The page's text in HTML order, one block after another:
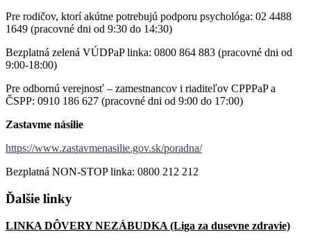
Pre rodičov, ktorí akútne potrebujú podporu psychológa: 02 4488
1649 (pracovné dni od 9:30 do 14:30)
Bezplatná zelená VÚDPaP linka: 0800 864 883 (pracovné dni od
9:00-18:00)
Pre odbornú verejnosť – zamestnancov i riaditeľov CPPPaP a
ČSPP: 0910 186 627 (pracovné dni od 9:00 do 17:00)
Zastavme násilie
https://www.zastavmenasilie.gov.sk/poradna/
Bezplatná NON-STOP linka: 0800 212 212
Ďalšie linky
LINKA DÔVERY NEZÁBUDKA (Liga za dusevne zdravie)